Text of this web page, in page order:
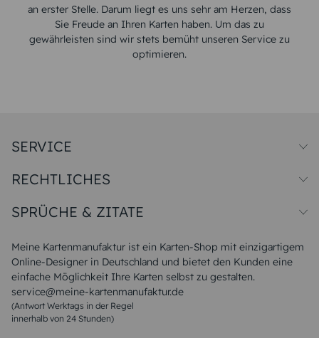
an erster Stelle. Darum liegt es uns sehr am Herzen, dass
Sie Freude an Ihren Karten haben. Um das zu
gewährleisten sind wir stets bemüht unseren Service zu
optimieren.
Meine Kartenmanufaktur ist ein Karten-Shop mit einzigartigem
Online-Designer in Deutschland und bietet den Kunden eine
einfache Möglichkeit Ihre Karten selbst zu gestalten.
service@meine-kartenmanufaktur.de
(Antwort Werktags in der Regel
innerhalb von 24 Stunden)
SERVICE
Papiersorten
Unsere Produktion
Magazin
FAQ
RECHTLICHES
Widerrufsbelehrung
SPRÜCHE & ZITATE
Liebeskummer Sprüche
Sommer Sprüche
Muttertagssprüche
Sprüche zur Hochzeit
Sprüche zur Konfirmation & Kommunion
Weihnachtsgedichte